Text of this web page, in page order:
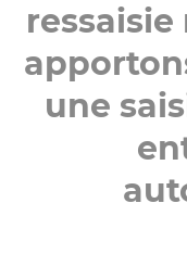
ressaisie
une